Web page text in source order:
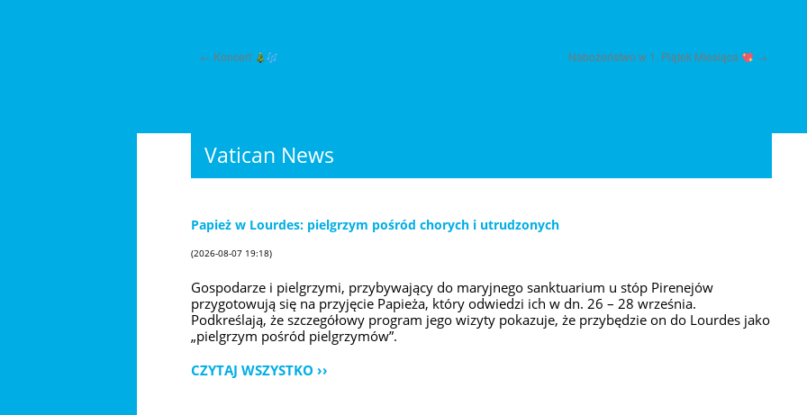
← Koncert Nabożeństwo w 1. Piątek Miesiąca →
Vatican News
Papież w Lourdes: pielgrzym pośród chorych i utrudzonych
(2026-08-07 19:18)
Gospodarze i pielgrzymi, przybywający do maryjnego sanktuarium u stóp Pirenejów
przygotowują się na przyjęcie Papieża, który odwiedzi ich w dn. 26 – 28 września.
Podkreślają, że szczegółowy program jego wizyty pokazuje, że przybędzie on do Lourdes jako
„pielgrzym pośród pielgrzymów”.
CZYTAJ WSZYSTKO